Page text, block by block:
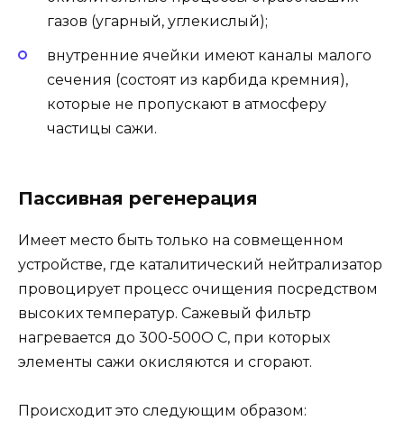
газов (угарный, углекислый);
внутренние ячейки имеют каналы малого
сечения (состоят из карбида кремния),
которые не пропускают в атмосферу
частицы сажи.
Пассивная регенерация
Имеет место быть только на совмещенном
устройстве, где каталитический нейтрализатор
провоцирует процесс очищения посредством
высоких температур. Сажевый фильтр
нагревается до 300-500О C, при которых
элементы сажи окисляются и сгорают.
Происходит это следующим образом: